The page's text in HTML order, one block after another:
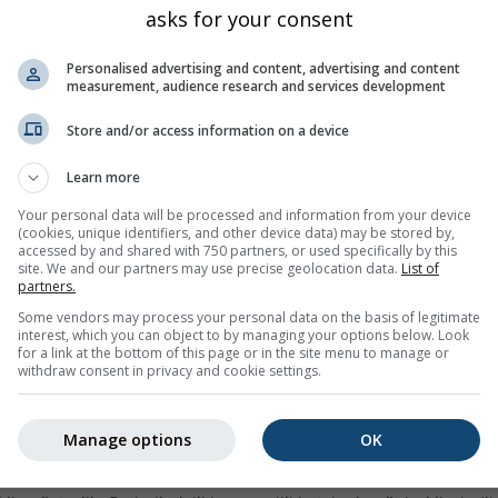
Yağış (mm) / Yağış olasılığı (%)
25% 5% 0% 5% 10% 20% 25% 30%
günlük hava durumu eğilimini; günlük hava durumu
ve olasılığını gösterir.
renklendirilmiştir. Dalgalanmalar ne kadar büyükse, tahmin
eğilimi gösterir.
asks for your consent
Personalised advertising and content, advertising and content
measurement, audience research and services development
Store and/or access information on a device
Learn more
Your personal data will be processed and information from your device
(cookies, unique identifiers, and other device data) may be stored by,
accessed by and shared with 750 partners, or used specifically by this
site. We and our partners may use precise geolocation data. List of
partners.
Some vendors may process your personal data on the basis of legitimate
interest, which you can object to by managing your options below. Look
for a link at the bottom of this page or in the site menu to manage or
withdraw consent in privacy and cookie settings.
OK
Manage options